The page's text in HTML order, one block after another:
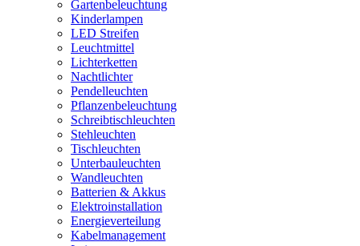
Gartenbeleuchtung
Kinderlampen
LED Streifen
Leuchtmittel
Lichterketten
Nachtlichter
Pendelleuchten
Pflanzenbeleuchtung
Schreibtischleuchten
Stehleuchten
Tischleuchten
Unterbauleuchten
Wandleuchten
Batterien & Akkus
Elektroinstallation
Energieverteilung
Kabelmanagement